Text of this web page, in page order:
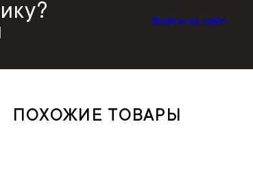
Войти на сайт
ПОХОЖИЕ ТОВАРЫ